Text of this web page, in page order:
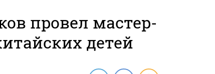
провел мастер-
детей